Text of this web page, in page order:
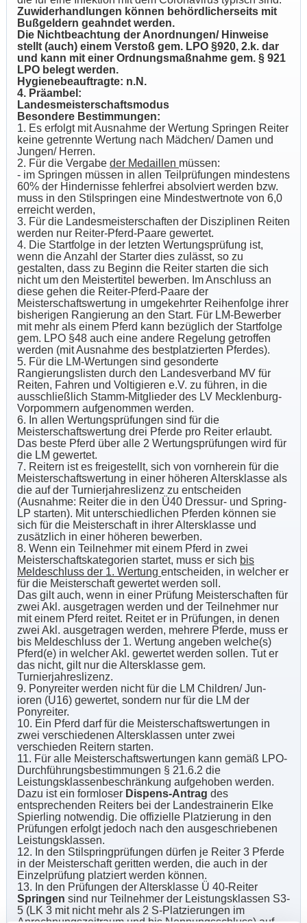
Zuwiderhandlungen können behördlicherseits mit
Bußgeldern geahndet werden.
Die Nichtbeachtung der Anordnungen/ Hinweise
stellt (auch) einem Verstoß gem. LPO §920, 2.k. dar
und kann mit einer Ordnungsmaßnahme gem. § 921
LPO belegt werden.
Hygienebeauftragte: n.N.
4. Präambel:
Landesmeisterschaftsmodus
Besondere Bestimmungen:
1. Es erfolgt mit Ausnahme der Wertung Springen Reiter
keine getrennte Wertung nach Mädchen/ Damen und
Jungen/ Herren.
2. Für die Vergabe der Medaillen müssen:
- im Springen müssen in allen Teilprüfungen mindestens
60% der Hindernisse fehlerfrei absolviert werden bzw.
muss in den Stilspringen eine Mindestwertnote von 6,0
erreicht werden,
3. Für die Landesmeisterschaften der Disziplinen Reiten
werden nur Reiter-Pferd-Paare gewertet.
4. Die Startfolge in der letzten Wertungsprüfung ist,
wenn die Anzahl der Starter dies zulässt, so zu
gestalten, dass zu Beginn die Reiter starten die sich
nicht um den Meistertitel bewerben. Im Anschluss an
diese gehen die Reiter-Pferd-Paare der
Meisterschaftswertung in umgekehrter Reihenfolge ihrer
bisherigen Rangierung an den Start. Für LM-Bewerber
mit mehr als einem Pferd kann bezüglich der Startfolge
gem. LPO §48 auch eine andere Regelung getroffen
werden (mit Ausnahme des bestplatzierten Pferdes).
5. Für die LM-Wertungen sind gesonderte
Rangierungslisten durch den Landesverband MV für
Reiten, Fahren und Voltigieren e.V. zu führen, in die
ausschließlich Stamm-Mitglieder des LV Mecklenburg-
Vorpommern aufgenommen werden.
6. In allen Wertungsprüfungen sind für die
Meisterschaftswertung drei Pferde pro Reiter erlaubt.
Das beste Pferd über alle 2 Wertungsprüfungen wird für
die LM gewertet.
7. Reitern ist es freigestellt, sich von vornherein für die
Meisterschaftswertung in einer höheren Altersklasse als
die auf der Turnierjahreslizenz zu entscheiden
(Ausnahme: Reiter die in den Ü40 Dressur- und Spring-
LP starten). Mit unterschiedlichen Pferden können sie
sich für die Meisterschaft in ihrer Altersklasse und
zusätzlich in einer höheren bewerben.
8. Wenn ein Teilnehmer mit einem Pferd in zwei
Meisterschaftskategorien startet, muss er sich bis
Meldeschluss der 1. Wertung entscheiden, in welcher er
für die Meisterschaft gewertet werden soll.
Das gilt auch, wenn in einer Prüfung Meisterschaften für
zwei Akl. ausgetragen werden und der Teilnehmer nur
mit einem Pferd reitet. Reitet er in Prüfungen, in denen
zwei Akl. ausgetragen werden, mehrere Pferde, muss er
bis Meldeschluss der 1. Wertung angeben welche(s)
Pferd(e) in welcher Akl. gewertet werden sollen. Tut er
das nicht, gilt nur die Altersklasse gem.
Turnierjahreslizenz.
9. Ponyreiter werden nicht für die LM Children/ Jun-
ioren (U16) gewertet, sondern nur für die LM der
Ponyreiter.
10. Ein Pferd darf für die Meisterschaftswertungen in
zwei verschiedenen Altersklassen unter zwei
verschieden Reitern starten.
11. Für alle Meisterschaftswertungen kann gemäß LPO-
Durchführungsbestimmungen § 21.6.2 die
Leistungsklassenbeschränkung aufgehoben werden.
Dazu ist ein formloser Dispens-Antrag des
entsprechenden Reiters bei der Landestrainerin Elke
Spierling notwendig. Die offizielle Platzierung in den
Prüfungen erfolgt jedoch nach den ausgeschriebenen
Leistungsklassen.
12. In den Stilspringprüfungen dürfen je Reiter 3 Pferde
in der Meisterschaft geritten werden, die auch in der
Einzelprüfung platziert werden können.
13. In den Prüfungen der Altersklasse Ü 40-Reiter
Springen sind nur Teilnehmer der Leistungsklassen S3-
5 (LK 3 mit nicht mehr als 2 S-Platzierungen im